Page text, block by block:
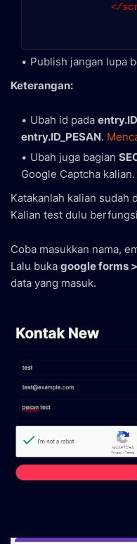
</
Publish jangan lupa
Keterangan:
Ubah id pada
entry.ID_PESAN.
Ubah juga bagian
Google Captcha kalian.
Katakanlah kalian sudah
Kalian test dulu
Coba masukkan nama,
Lalu buka google forms
data yang masuk.